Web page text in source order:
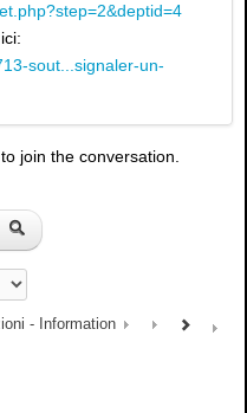
sout...signaler-un-
to join the conversation.
- Information